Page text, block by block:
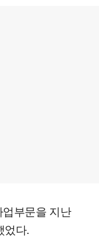
부문을 지난
었다.